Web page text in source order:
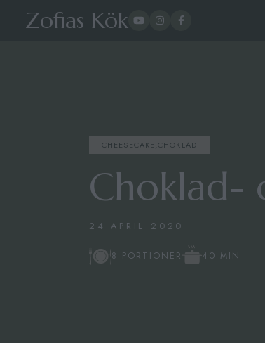
Zofias Kök
CHEESECAKE ,CHOKLAD
Choklad-
24 APRIL 2020
8 PORTIONER 40 MIN